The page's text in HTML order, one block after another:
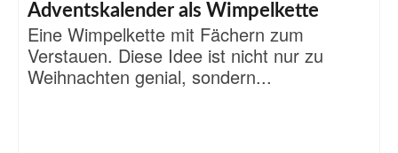
Adventskalender als Wimpelkette
Eine Wimpelkette mit Fächern zum
Verstauen. Diese Idee ist nicht nur zu
Weihnachten genial, sondern...